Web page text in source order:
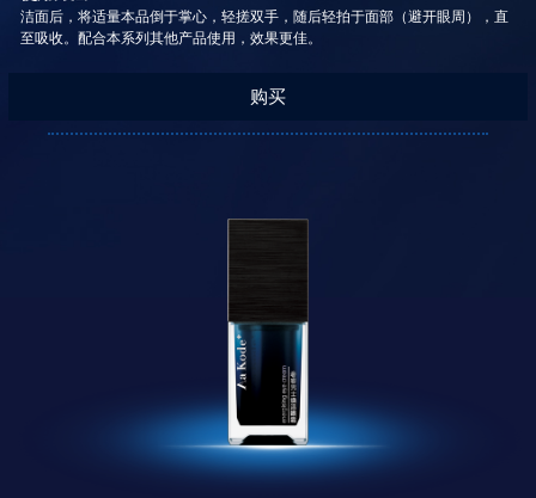
洁面后，将适量本品倒于掌心，轻搓双手，随后轻拍于面部（避开眼周），直
至吸收。配合本系列其他产品使用，效果更佳。
购买